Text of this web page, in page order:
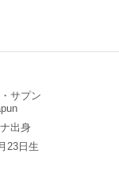
サプン
出身
23日生